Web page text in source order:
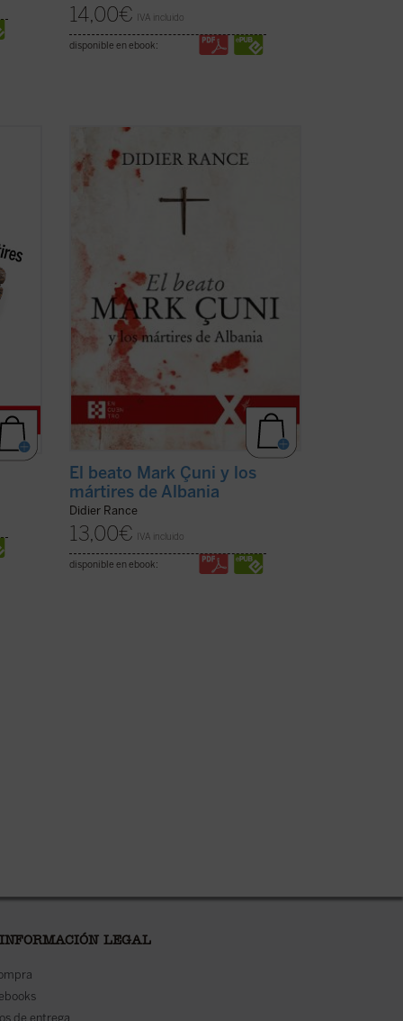
14,00€ IVA incluido
disponible en ebook:
de
En la Albania comunista tuvo lugar la
mayor persecución de la Iglesia católica
en el siglo XX. «Nunca antes había
conocido la historia algo como lo
experiencia de muerte y resurrección --
El beato Mark Çuni y los
mártires de Albania
Didier Rance
13,00€ IVA incluido
disponible en ebook:
LEGAL
de entrega